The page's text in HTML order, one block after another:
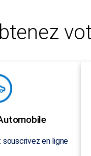
en ligne